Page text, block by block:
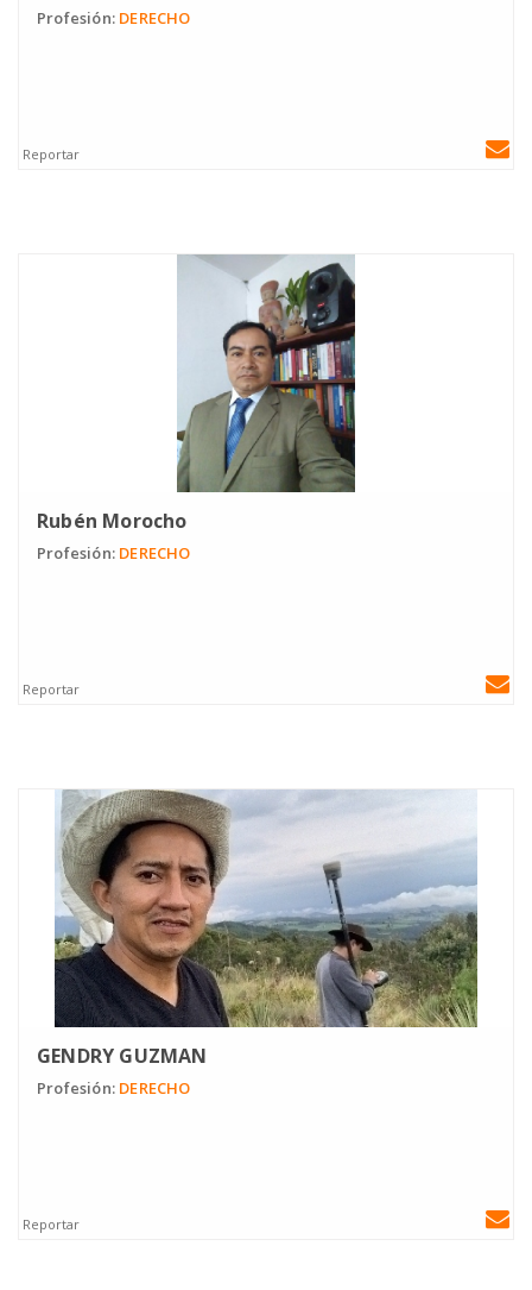
Profesión: DERECHO
Reportar
Rubén Morocho
Profesión: DERECHO
Reportar
GENDRY GUZMAN
Profesión: DERECHO
Reportar